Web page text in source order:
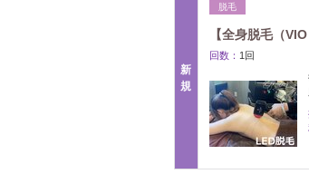
新
規
脱毛
【全身脱毛（
回数： 1回